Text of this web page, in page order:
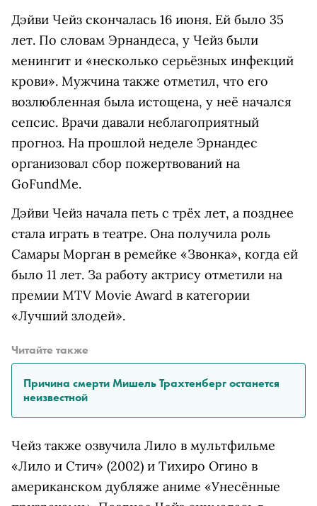
Дэйви Чейз скончалась 16 июня. Ей было 35
лет. По словам Эрнандеса, у Чейз были
менингит и «несколько серьёзных инфекций
крови». Мужчина также отметил, что его
возлюбленная была истощена, у неё начался
сепсис. Врачи давали неблагоприятный
прогноз. На прошлой неделе Эрнандес
организовал сбор пожертвований на
GoFundMe.
Дэйви Чейз начала петь с трёх лет, а позднее
стала играть в театре. Она получила роль
Самары Морган в ремейке «Звонка», когда ей
было 11 лет. За работу актрису отметили на
премии MTV Movie Award в категории
«Лучший злодей».
Читайте также
Причина смерти Мишель Трахтенберг останется
неизвестной
Чейз также озвучила Лило в мультфильме
«Лило и Стич» (2002) и Тихиро Огино в
американском дубляже аниме «Унесённые